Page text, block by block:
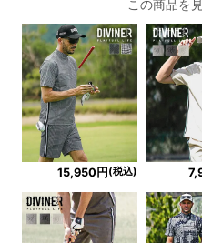
この商品を
15,950円 (税込)